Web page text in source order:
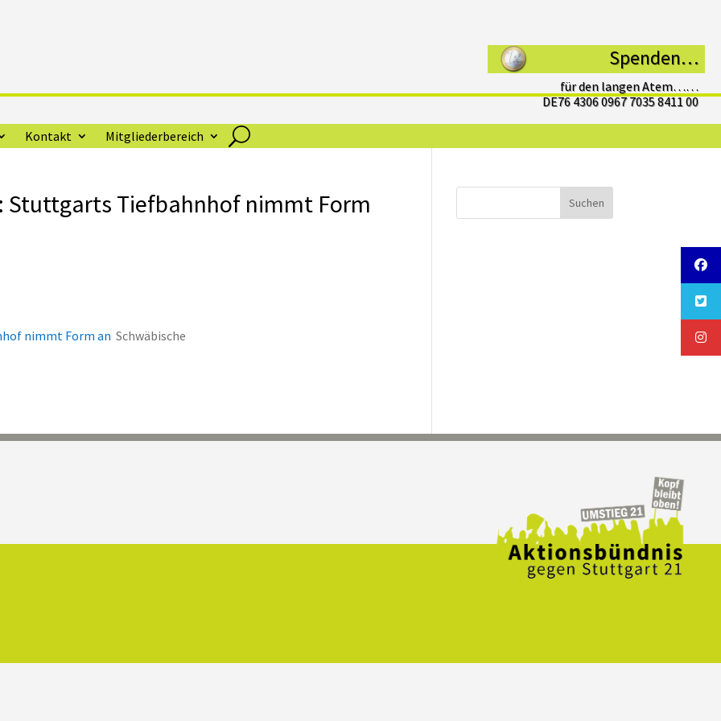
Spenden…
für den langen Atem……
DE76 4306 0967 7035 8411 00
Kontakt Mitgliederbereich
Stuttgarts Tiefbahnhof nimmt Form
nimmt Form an Schwäbische
Suchen